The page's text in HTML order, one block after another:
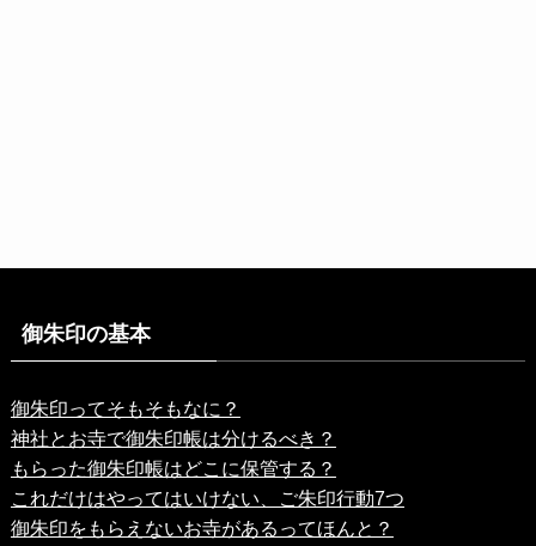
御朱印の基本
御朱印ってそもそもなに？
神社とお寺で御朱印帳は分けるべき？
もらった御朱印帳はどこに保管する？
これだけはやってはいけない、ご朱印行動7つ
御朱印をもらえないお寺があるってほんと？